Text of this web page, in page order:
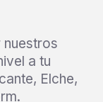
a tu
Elche,